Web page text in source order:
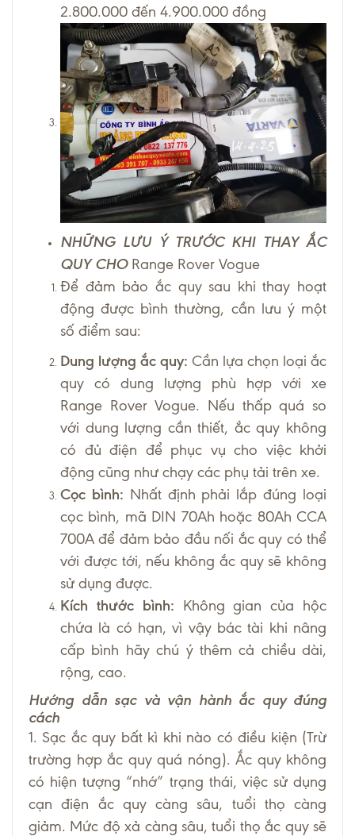
2.800.000 đến 4.900.000 đồng
NHỮNG LƯU Ý TRƯỚC KHI THAY ẮC
QUY CHO Range Rover Vogue
Để đảm bảo ắc quy sau khi thay hoạt
động được bình thường, cần lưu ý một
số điểm sau:
Dung lượng ắc quy: Cần lựa chọn loại ắc
quy có dung lượng phù hợp với xe
Range Rover Vogue. Nếu thấp quá so
với dung lượng cần thiết, ắc quy không
có đủ điện để phục vụ cho việc khởi
động cũng như chạy các phụ tải trên xe.
Cọc bình: Nhất định phải lắp đúng loại
cọc bình, mã DIN 70Ah hoặc 80Ah CCA
700A để đảm bảo đầu nối ắc quy có thể
với được tới, nếu không ắc quy sẽ không
sử dụng được.
Kích thước bình: Không gian của hộc
chứa là có hạn, vì vậy bác tài khi nâng
cấp bình hãy chú ý thêm cả chiều dài,
rộng, cao.
Hướng dẫn sạc và vận hành ắc quy đúng
cách
1. Sạc ắc quy bất kì khi nào có điều kiện (Trừ
trường hợp ắc quy quá nóng). Ắc quy không
có hiện tượng “nhớ” trạng thái, việc sử dụng
cạn điện ắc quy càng sâu, tuổi thọ càng
giảm. Mức độ xả càng sâu, tuổi thọ ắc quy sẽ